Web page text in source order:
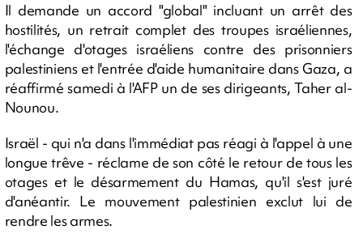
Il demande un accord "global" incluant un arrêt des
hostilités, un retrait complet des troupes israéliennes,
l'échange d'otages israéliens contre des prisonniers
palestiniens et l'entrée d'aide humanitaire dans Gaza, a
réaffirmé samedi à l'AFP un de ses dirigeants, Taher al-
Nounou.
Israël - qui n'a dans l'immédiat pas réagi à l'appel à une
longue trêve - réclame de son côté le retour de tous les
otages et le désarmement du Hamas, qu'il s'est juré
d'anéantir. Le mouvement palestinien exclut lui de
rendre les armes.